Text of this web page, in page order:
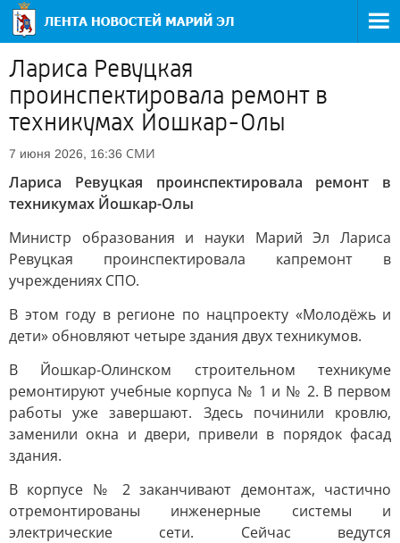
Лариса Ревуцкая
проинспектировала ремонт в
техникумах Йошкар-Олы
7 июня 2026, 16:36 СМИ
Лариса Ревуцкая проинспектировала ремонт в
техникумах Йошкар-Олы
Министр образования и науки Марий Эл Лариса
Ревуцкая проинспектировала капремонт в
учреждениях СПО.
В этом году в регионе по нацпроекту «Молодёжь и
дети» обновляют четыре здания двух техникумов.
В Йошкар-Олинском строительном техникуме
ремонтируют учебные корпуса № 1 и № 2. В первом
работы уже завершают. Здесь починили кровлю,
заменили окна и двери, привели в порядок фасад
здания.
В корпусе № 2 заканчивают демонтаж, частично
отремонтированы инженерные системы и
электрические сети. Сейчас ведутся